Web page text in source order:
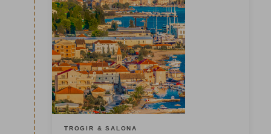
TROGIR & SALONA